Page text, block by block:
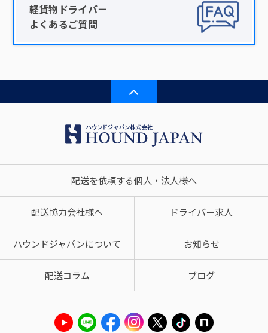
軽貨物ドライバー
よくあるご質問
配送を依頼する個人・法人様へ
配送協力会社様へ ドライバー求人
ハウンドジャパンについて お知らせ
配送コラム ブログ